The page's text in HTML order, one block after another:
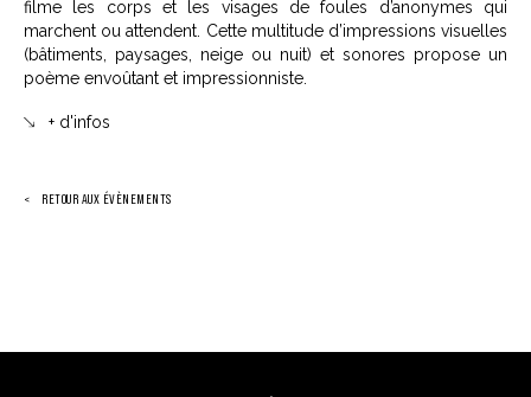
filme les corps et les visages de foules d’anonymes qui
marchent ou attendent. Cette multitude d’impressions visuelles
(bâtiments, paysages, neige ou nuit) et sonores propose un
poème envoûtant et impressionniste.
+ d'infos
RETOUR AUX ÉVÈNEMENTS